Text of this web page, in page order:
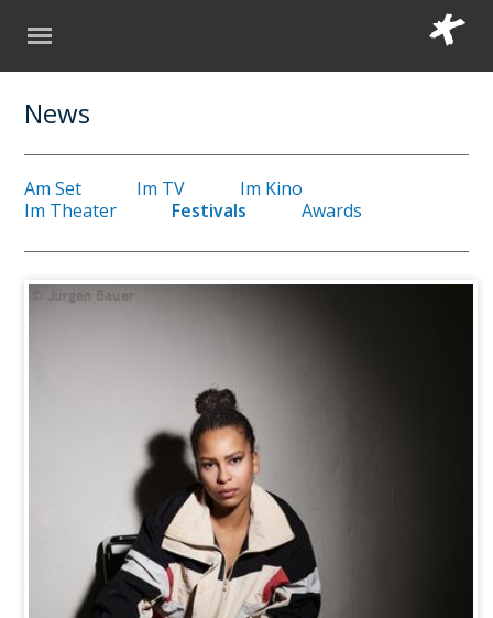
News
Am Set Im TV
Im Kino
Im Theater
Festivals Awards